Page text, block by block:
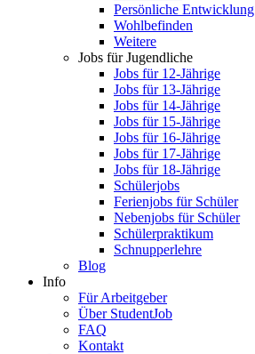
Persönliche Entwicklung
Wohlbefinden
Weitere
Jobs für Jugendliche
Jobs für 12-Jährige
Jobs für 13-Jährige
Jobs für 14-Jährige
Jobs für 15-Jährige
Jobs für 16-Jährige
Jobs für 17-Jährige
Jobs für 18-Jährige
Schülerjobs
Ferienjobs für Schüler
Nebenjobs für Schüler
Schülerpraktikum
Schnupperlehre
Blog
Info
Für Arbeitgeber
Über StudentJob
FAQ
Kontakt